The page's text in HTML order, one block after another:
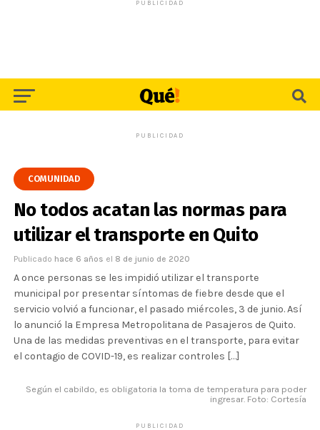
PUBLICIDAD
PUBLICIDAD
COMUNIDAD
No todos acatan las normas para
utilizar el transporte en Quito
Publicado hace 6 años el 8 de junio de 2020
A once personas se les impidió utilizar el transporte
municipal por presentar síntomas de fiebre desde que el
servicio volvió a funcionar, el pasado miércoles, 3 de junio. Así
lo anunció la Empresa Metropolitana de Pasajeros de Quito.
Una de las medidas preventivas en el transporte, para evitar
el contagio de COVID-19, es realizar controles […]
Según el cabildo, es obligatoria la toma de temperatura para poder
ingresar. Foto: Cortesía
PUBLICIDAD